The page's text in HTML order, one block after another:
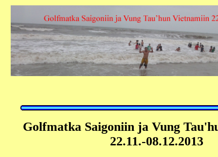
Golfmatka Saigoniin ja Vung
22.11.-08.12.2013